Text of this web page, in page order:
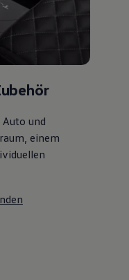
und
einem